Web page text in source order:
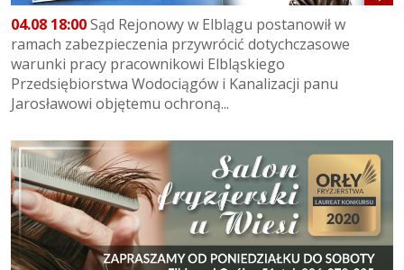
04.08 18:00Sąd Rejonowy w Elblągu postanowił w
ramach zabezpieczenia przywrócić dotychczasowe
warunki pracy pracownikowi Elbląskiego
Przedsiębiorstwa Wodociągów i Kanalizacji panu
Jarosławowi objętemu ochroną...